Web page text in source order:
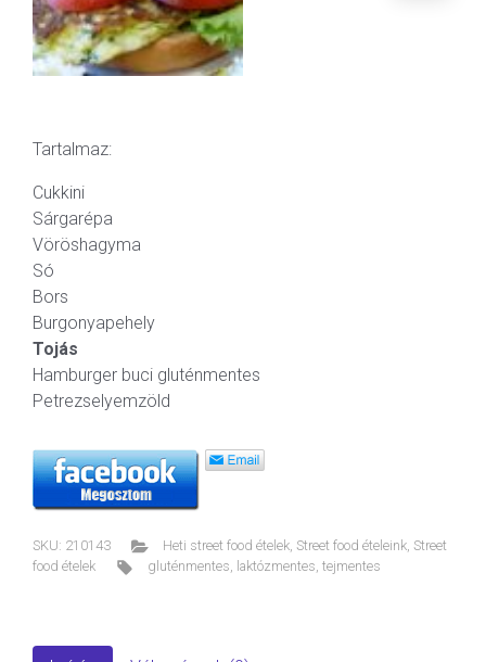
Tartalmaz:
Cukkini
Sárgarépa
Vöröshagyma
Só
Bors
Burgonyapehely
Tojás
Hamburger buci gluténmentes
Petrezselyemzöld
SKU: 210143 Heti street food ételek, Street food ételeink, Street
food ételek
gluténmentes, laktózmentes, tejmentes